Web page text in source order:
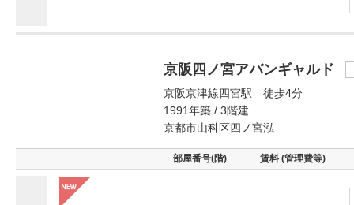
京阪四ノ宮アバンギャルド
京阪京津線四宮駅 徒歩4分
1991年築 / 3階建
京都市山科区四ノ宮泓
部屋番号(階) 賃料 (管理費等)